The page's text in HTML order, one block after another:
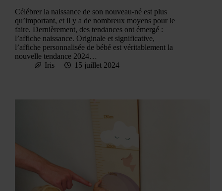
Célébrer la naissance de son nouveau-né est plus
qu’important, et il y a de nombreux moyens pour le
faire. Dernièrement, des tendances ont émergé :
l’affiche naissance. Originale et significative,
l’affiche personnalisée de bébé est véritablement la
nouvelle tendance 2024…
Iris
15 juillet 2024